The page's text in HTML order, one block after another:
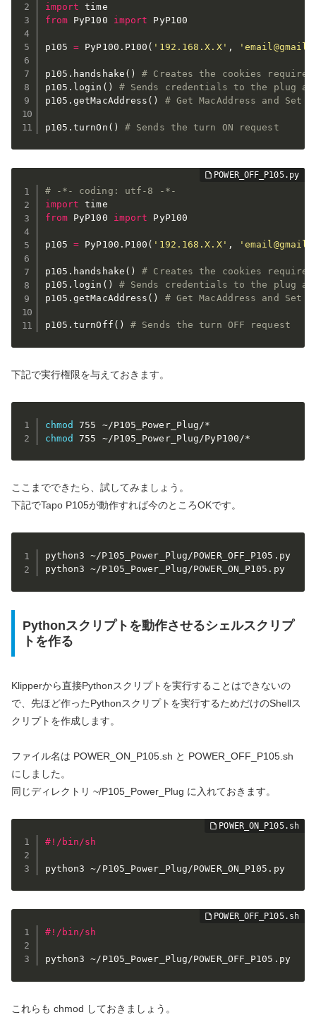
import
from PyP100 import PyP100
p105 = PyP100 . P100 ( '192.168.X.X' ,
p105 . handshake ( )
# Creates the cookies
p105 . login ( )
# Sends credentials to the plug
p105 .getMacAddress ( ) # Get MacAddress and Set
p105 .turnOn ( ) # Sends the turn ON request
# -*- coding: utf-8 -*-
import
from PyP100 import PyP100
p105 = PyP100 . P100 ( '192.168.X.X' ,
p105 . handshake ( )
# Creates the cookies
p105 . login ( )
# Sends credentials to the plug
p105 .getMacAddress ( ) # Get MacAddress and Set
p105 .turnOff ( ) # Sends the turn OFF request
下記で実行権限を与えておきます。
chmod
chmod
755 ~/P105_Power_Plug/PyP100/*
ここまでできたら、試してみましょう。
下記でTapo P105が動作すれば今のところOKです。
python3 ~/P105_Power_Plug/POWER_OFF_P105.py
python3 ~/P105_Power_Plug/POWER_ON_P105.py
Pythonスクリプトを動作させるシェルスクリプ
トを作る
Klipperから直接Pythonスクリプトを実行することはできないの
で、先ほど作ったPythonスクリプトを実行するためだけのShellス
クリプトを作成します。
ファイル名は POWER_ON_P105.sh と POWER_OFF_P105.sh
にしました。
同じディレクトリ ~/P105_Power_Plug に入れておきます。
#!/bin/sh
python3 ~/P105_Power_Plug/POWER_ON_P105.py
#!/bin/sh
python3 ~/P105_Power_Plug/POWER_OFF_P105.py
これらも chmod しておきましょう。